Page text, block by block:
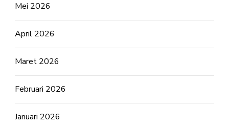
Mei 2026
April 2026
Maret 2026
Februari 2026
Januari 2026